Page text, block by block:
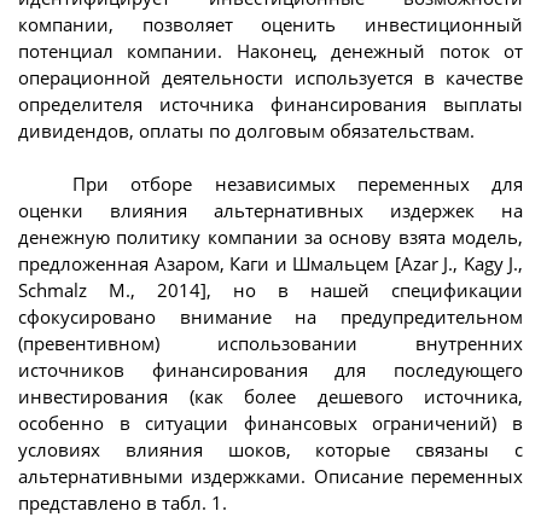
компании, позволяет оценить инвестиционный
потенциал компании. Наконец, денежный поток от
операционной деятельности используется в качестве
определителя источника финансирования выплаты
дивидендов, оплаты по долговым обязательствам.
При отборе независимых переменных для
оценки влияния альтернативных издержек на
денежную политику компании за основу взята модель,
предложенная Азаром, Каги и Шмальцем [Azar J., Kagy J.,
Schmalz M., 2014], но в нашей спецификации
сфокусировано внимание на предупредительном
(превентивном) использовании внутренних
источников финансирования для последующего
инвестирования (как более дешевого источника,
особенно в ситуации финансовых ограничений) в
условиях влияния шоков, которые связаны с
альтернативными издержками. Описание переменных
представлено в табл. 1.